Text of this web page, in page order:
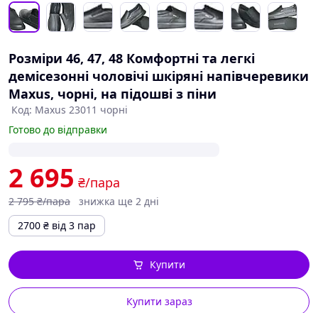
Розміри 46, 47, 48 Комфортні та легкі
демісезонні чоловічі шкіряні напівчеревики
Maxus, чорні, на підошві з піни
Код: Maxus 23011 чорні
Готово до відправки
2 695 ₴/пара
2 795 ₴/пара
знижка ще 2 дні
2700 ₴ від 3 пар
Купити зараз
Купити